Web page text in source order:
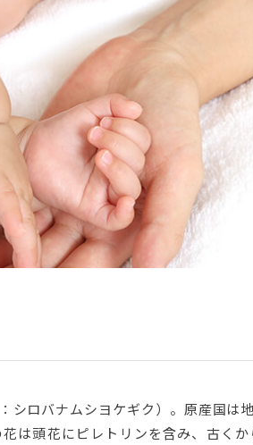
シロバナムシヨケギク）。原産国は
は頭花にピレトリンを含み、古く